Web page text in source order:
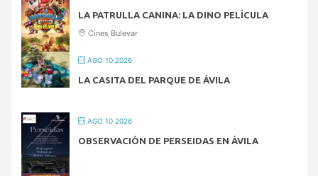
LA PATRULLA CANINA: LA DINO PELÍCULA
Cines Bulevar
AGO 10 2026
LA CASITA DEL PARQUE DE ÁVILA
AGO 10 2026
OBSERVACIÓN DE PERSEIDAS EN ÁVILA